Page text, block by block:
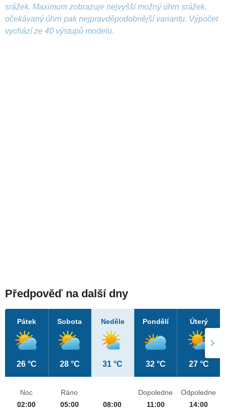
srážek. Maximum zobrazuje nejvyšší možný úhrn srážek,
očekávaný úhrn pak nejpravděpodobnější variantu. Výpočet
vychází ze 40 výstupů modelu.
Předpověď na další dny
Pátek
26 °C
Sobota
28 °C
Neděle
31 °C
Pondělí
32 °C
Úterý
27 °C
Noc
02:00
Ráno
05:00
08:00
Dopoledne
11:00
Odpoledne
14:00